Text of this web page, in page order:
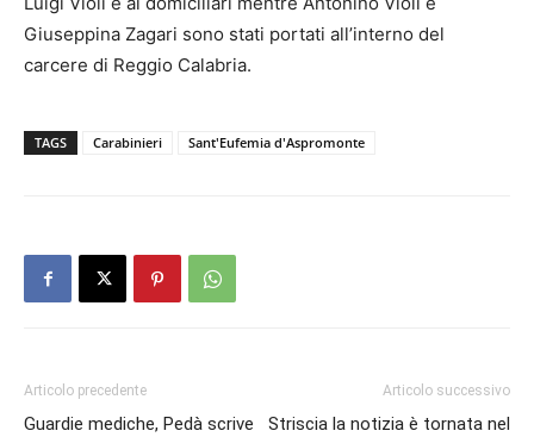
Giuseppina Zagari sono stati portati all’interno del
carcere di Reggio Calabria.
TAGS Carabinieri Sant'Eufemia d'Aspromonte
Articolo precedente
Guardie mediche, Pedà scrive
Articolo successivo
Striscia la notizia è tornata nel